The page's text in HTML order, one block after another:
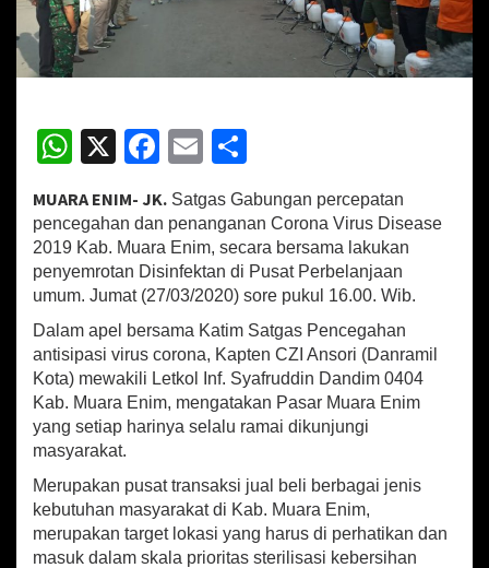
S
a
r
B
e
r
s
a
m
a
L
a
k
u
k
P
e
n
y
W
at
sA
p
p
X
Fa
ce
b
o
o
k
E
ai
l
h
ar
e
MUARA ENIM- JK. Satgas Gabungan percepatan
pencegahan dan penanganan Corona Virus Disease
2019 Kab. Muara Enim, secara bersama lakukan
penyemrotan Disinfektan di Pusat Perbelanjaan
umum. Jumat (27/03/2020) sore pukul 16.00. Wib.
Dalam apel bersama Katim Satgas Pencegahan
antisipasi virus corona, Kapten CZI Ansori (Danramil
Kota) mewakili Letkol Inf. Syafruddin Dandim 0404
Kab. Muara Enim, mengatakan Pasar Muara Enim
yang setiap harinya selalu ramai dikunjungi
masyarakat.
Merupakan pusat transaksi jual beli berbagai jenis
kebutuhan masyarakat di Kab. Muara Enim,
merupakan target lokasi yang harus di perhatikan dan
masuk dalam skala prioritas sterilisasi kebersihan